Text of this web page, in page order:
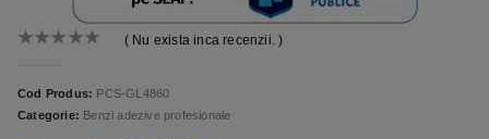
( Nu exista inca recenzii. )
Cod Produs: PCS-GL4860
Categorie: Benzi adezive profesionale